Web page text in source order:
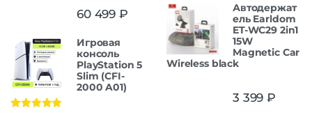
60 499 ₽
Игровая
консоль
PlayStation 5
Slim (CFI-
2000 A01)
Автодержат
ель Earldom
ET-WC29 2in1
15W
Magnetic Car
Wireless black
3 399 ₽